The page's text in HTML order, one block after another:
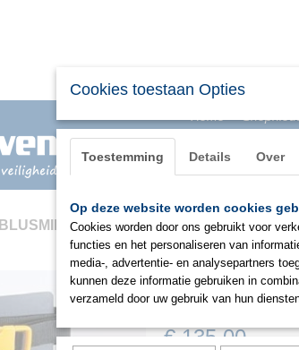
BLUSMIDDELEN BHV & ONTRUIMING
Physio
€ 135,00
Cookies toestaan Opties
Toestemming Details Over
Op deze website worden cookies
Cookies worden door ons gebruikt voor
functies en het personaliseren van
media-, advertentie- en analysepartners
kunnen deze informatie gebruiken in
verzameld door uw gebruik van hun